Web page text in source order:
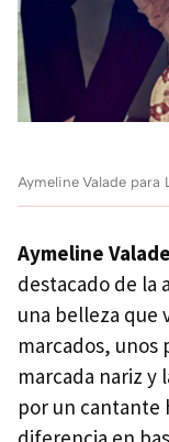
Aymeline Valade para
Aymeline Valade
destacado de la
una belleza que
marcados, unos
marcada nariz y
por un cantante